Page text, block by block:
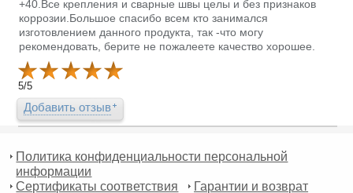
+40.Все крепления и сварные швы целы и без признаков
коррозии.Большое спасибо всем кто занимался
изготовлением данного продукта, так -что могу
рекомендовать, берите не пожалеете качество хорошее.
5/5
Добавить отзыв
Политика конфиденциальности персональной
информации
Сертификаты соответствия
Гарантии и возврат